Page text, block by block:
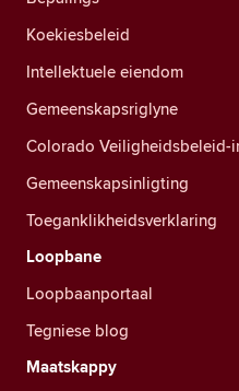
Koekiesbeleid
Intellektuele eiendom
Gemeenskapsriglyne
Colorado Veiligheidsbeleid-
Gemeenskapsinligting
Toeganklikheidsverklaring
Loopbane
Loopbaanportaal
Tegniese blog
Maatskappy